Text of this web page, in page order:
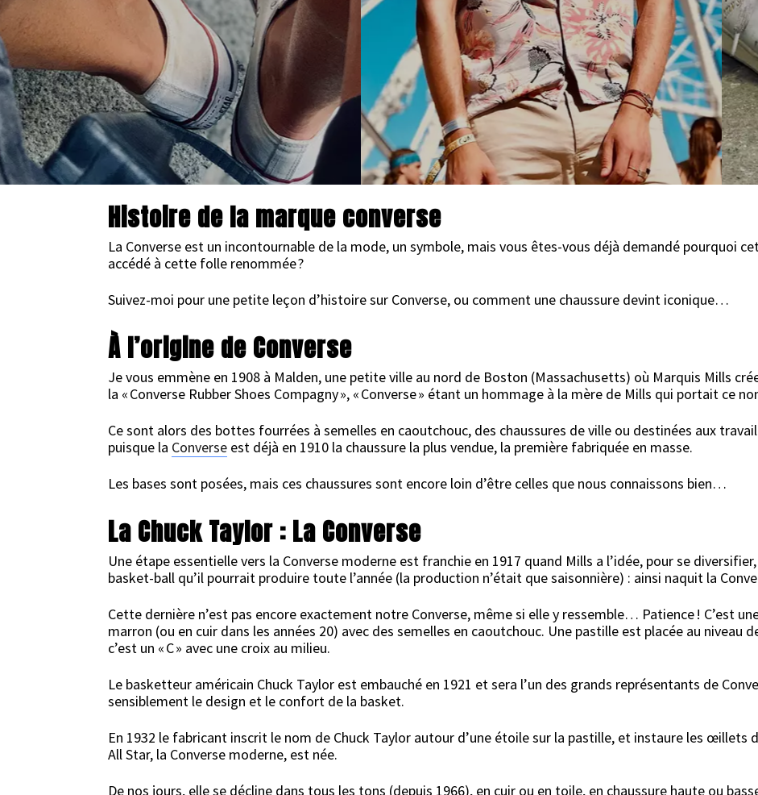
14 JANVIER 2020
Histoire de la marque converse
La Converse est un incontournable de la mode, un symbole, mais vous êtes-vous déjà demandé pourquoi
accédé à cette folle renommée ?
Suivez-moi pour une petite leçon d’histoire sur Converse, ou comment une chaussure devint iconique…
À l’origine de Converse
Je vous emmène en 1908 à Malden, une petite ville au nord de Boston (Massachusetts) où Marquis Mills
la « Converse Rubber Shoes Compagny », « Converse » étant un hommage à la mère de Mills qui portait ce
Ce sont alors des bottes fourrées à semelles en caoutchouc, des chaussures de ville ou destinées aux
puisque la Converse est déjà en 1910 la chaussure la plus vendue, la première fabriquée en masse.
Les bases sont posées, mais ces chaussures sont encore loin d’être celles que nous connaissons bien…
La Chuck Taylor : La Converse
Une étape essentielle vers la Converse moderne est franchie en 1917 quand Mills a l’idée, pour se
basket-ball qu’il pourrait produire toute l’année (la production n’était que saisonnière) : ainsi naquit la
Cette dernière n’est pas encore exactement notre Converse, même si elle y ressemble… Patience ! C’est
marron (ou en cuir dans les années 20) avec des semelles en caoutchouc. Une pastille est placée au niveau
c’est un « C » avec une croix au milieu.
Le basketteur américain Chuck Taylor est embauché en 1921 et sera l’un des grands représentants de
sensiblement le design et le confort de la basket.
En 1932 le fabricant inscrit le nom de Chuck Taylor autour d’une étoile sur la pastille, et instaure les œillets
All Star, la Converse moderne, est née.
De nos jours, elle se décline dans tous les tons (depuis 1966), en cuir ou en toile, en chaussure haute ou